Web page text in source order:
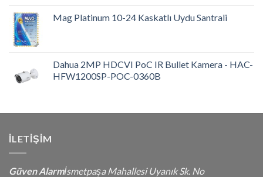
Mag Platinum 10-24 Kaskatlı Uydu Santrali
Dahua 2MP HDCVI PoC IR Bullet Kamera - HAC-
HFW1200SP-POC-0360B
İLETIŞIM
Güven Alarmİsmetpaşa Mahallesi Uyanık Sk. No